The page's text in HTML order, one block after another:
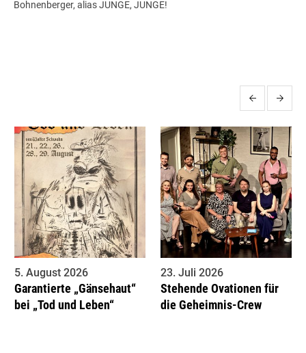
Bohnenberger, alias JUNGE, JUNGE!
More posts
5. August 2026
Garantierte „Gänsehaut“
bei „Tod und Leben“
23. Juli 2026
Stehende Ovationen für
die Geheimnis-Crew